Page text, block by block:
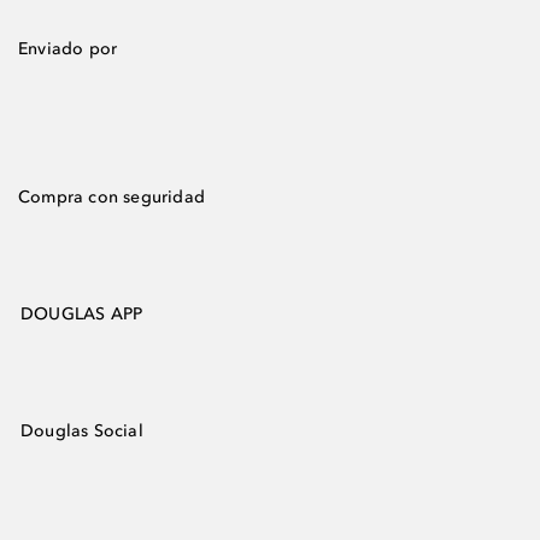
Enviado por
Compra con seguridad
DOUGLAS APP
Douglas Social